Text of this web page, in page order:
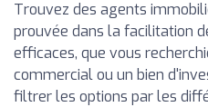
Trouvez des agents
prouvée dans la facilitation
efficaces, que vous
commercial ou un bien
filtrer les options par les